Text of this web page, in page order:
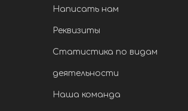
Написать нам
Реквизиты
Статистика по видам
деятельности
Наша команда